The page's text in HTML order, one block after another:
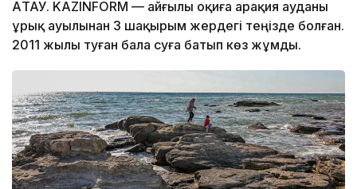
АҚТАУ. KAZINFORM — Қайғылы оқиға Қарақия ауданы
Құрық ауылынан 3 шақырым жердегі теңізде болған.
2011 жылы туған бала суға батып көз жұмды.